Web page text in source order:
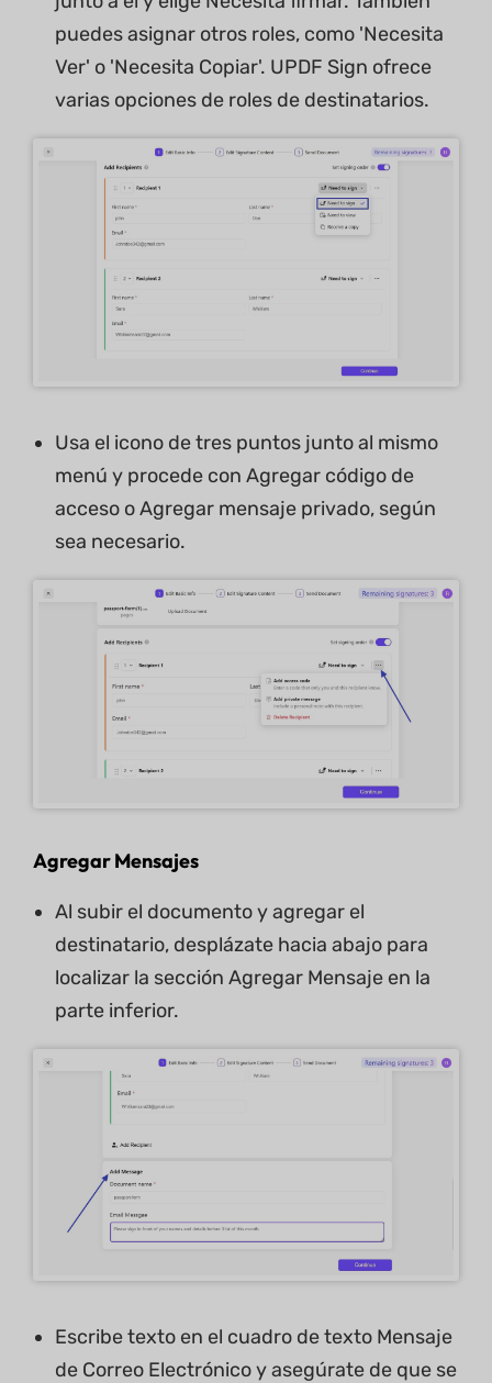
puedes asignar otros roles, como 'Necesita
Ver' o 'Necesita Copiar'. UPDF Sign ofrece
varias opciones de roles de destinatarios.
Usa el icono de tres puntos junto al mismo
menú y procede con Agregar código de
acceso o Agregar mensaje privado, según
sea necesario.
Agregar Mensajes
Al subir el documento y agregar el
destinatario, desplázate hacia abajo para
localizar la sección Agregar Mensaje en la
parte inferior.
Escribe texto en el cuadro de texto Mensaje
de Correo Electrónico y asegúrate de que se